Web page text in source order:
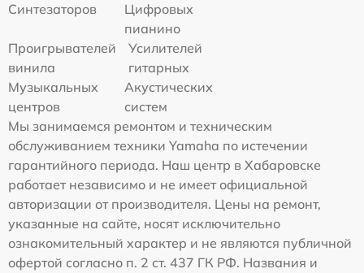
Синтезаторов
Цифровых
пианино
Проигрывателей
винила
Усилителей
гитарных
Музыкальных
центров
Акустических
систем
Мы занимаемся ремонтом и техническим
обслуживанием техники Yamaha по истечении
гарантийного периода. Наш центр в Хабаровске
работает независимо и не имеет официальной
авторизации от производителя. Цены на ремонт,
указанные на сайте, носят исключительно
ознакомительный характер и не являются публичной
офертой согласно п. 2 ст. 437 ГК РФ. Названия и